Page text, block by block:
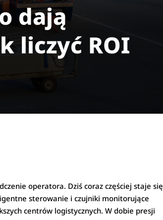
dają
liczyć ROI
operatora. Dziś coraz częściej staje się
sterowanie i czujniki monitorujące
centrów logistycznych. W dobie presji